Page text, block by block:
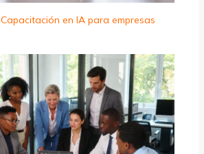
Capacitación en IA para empresas